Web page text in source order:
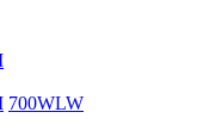
700WLW